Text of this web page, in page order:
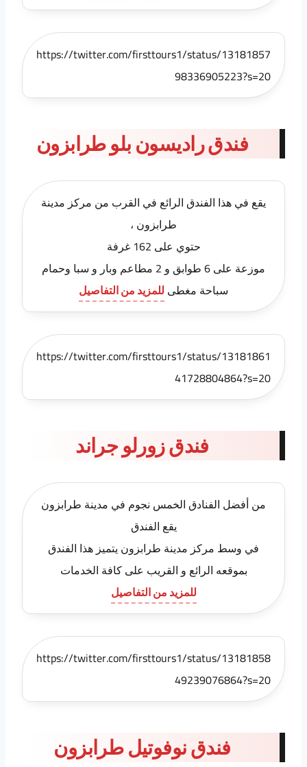
https://twitter.com/firsttours1/status/13181857
98336905223?s=20
فندق راديسون بلو طرابزون
يقع في هذا الفندق الرائع في القرب من مركز مدينة
طرابزون ،
حتوي على 162 غرفة
موزعة على 6 طوابق و 2 مطاعم وبار و سبا وحمام
سباحة مغطى للمزيد من التفاصيل
https://twitter.com/firsttours1/status/13181861
41728804864?s=20
فندق زورلو جراند
من أفضل الفنادق الخمس نجوم في مدينة طرابزون
يقع الفندق
في وسط مركز مدينة طرابزون يتميز هذا الفندق
بموقعه الرائع و القريب على كافة الخدمات
للمزيد من التفاصيل
https://twitter.com/firsttours1/status/13181858
49239076864?s=20
فندق نوفوتيل طرابزون